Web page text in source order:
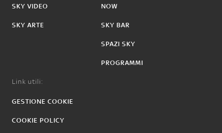
SKY VIDEO
SKY ARTE
NOW
SKY BAR
SPAZI SKY
PROGRAMMI
Link utili:
GESTIONE COOKIE
COOKIE POLICY